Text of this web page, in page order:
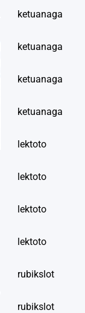
ketuanaga
ketuanaga
ketuanaga
ketuanaga
lektoto
lektoto
lektoto
lektoto
rubikslot
rubikslot